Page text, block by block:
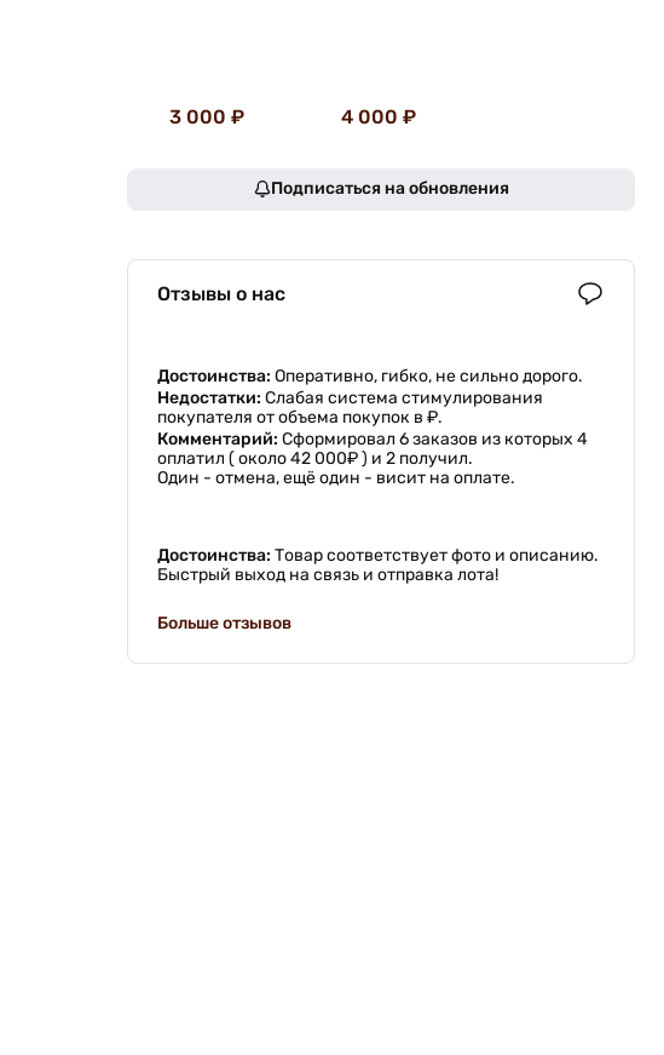
3 000 ₽ 4 000 ₽
Подписаться на обновления
Отзывы о нас
Достоинства: Оперативно, гибко, не сильно дорого.
Недостатки: Слабая система стимулирования
покупателя от объема покупок в ₽.
Комментарий: Сформировал 6 заказов из которых 4
оплатил ( около 42 000₽ ) и 2 получил.
Один - отмена, ещё один - висит на оплате.
Достоинства: Товар соответствует фото и описанию.
Быстрый выход на связь и отправка лота!
Больше отзывов